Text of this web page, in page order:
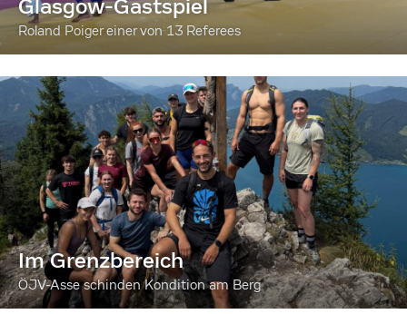
Glasgow-Gastspiel
Roland Poiger einer von 13 Referees
Im Grenzbereich
ÖJV-Asse schinden Kondition am Berg